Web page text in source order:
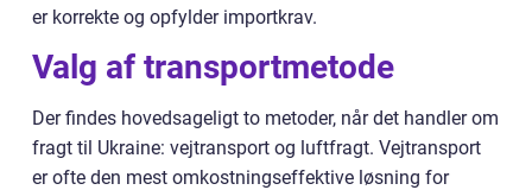
er korrekte og opfylder importkrav.
Valg af transportmetode
Der findes hovedsageligt to metoder, når det handler om
fragt til Ukraine: vejtransport og luftfragt. Vejtransport
er ofte den mest omkostningseffektive løsning for